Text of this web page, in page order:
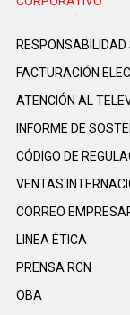
RESPONSABILIDAD
FACTURACIÓN
ATENCIÓN AL
INFORME DE
CÓDIGO DE
VENTAS
CORREO
LINEA ÉTICA
PRENSA RCN
OBA